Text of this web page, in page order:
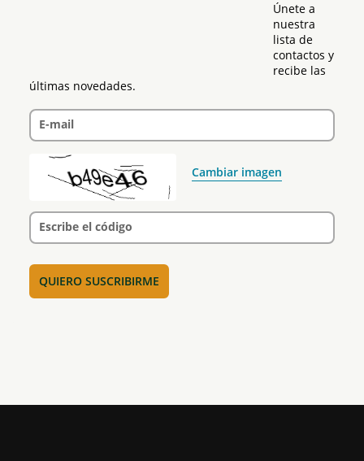
Únete a
nuestra
lista de
contactos y
recibe las
últimas novedades.
E-mail
Cambiar imagen
Escribe el código